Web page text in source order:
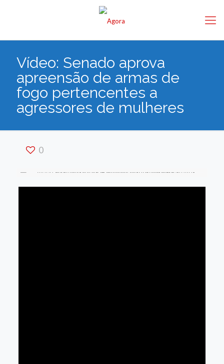
Vídeo: Senado aprova
apreensão de armas de
fogo pertencentes a
agressores de mulheres
0